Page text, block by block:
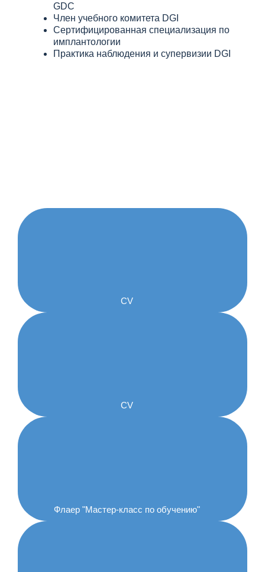
GDC
Член учебного комитета DGI
Сертифицированная специализация по
имплантологии
Практика наблюдения и супервизии DGI
CV
CV
Флаер "Мастер-класс по обучению"